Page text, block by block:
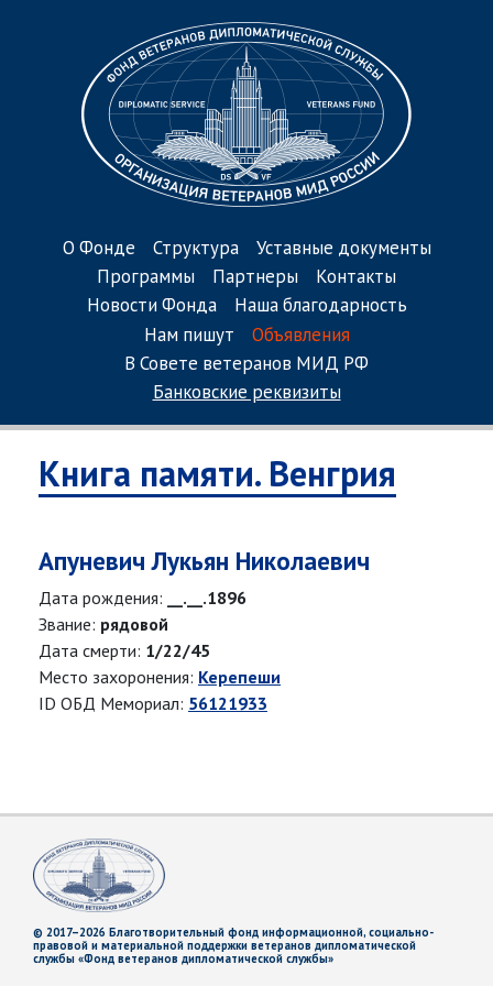
О Фонде Структура
Уставные документы
Программы
Партнеры
Контакты
Новости Фонда
Наша благодарность
Нам пишут
Объявления
В Совете ветеранов МИД РФ
Банковские реквизиты
Книга памяти. Венгрия
Апуневич Лукьян Николаевич
Дата рождения:
__.__.1896
Звание: рядовой
Дата смерти: 1/22/45
Место захоронения: Керепеши
ID ОБД Мемориал: 56121933
© 2017–2026 Благотворительный фонд информационной, социально-
правовой и материальной поддержки ветеранов дипломатической
службы «Фонд ветеранов дипломатической службы»